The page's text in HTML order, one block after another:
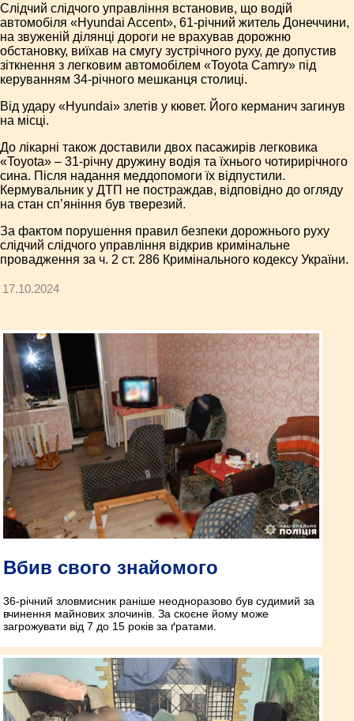
Слідчий слідчого управління встановив, що водій
автомобіля «Hyundai Accent», 61-річний житель Донеччини,
на звуженій ділянці дороги не врахував дорожню
обстановку, виїхав на смугу зустрічного руху, де допустив
зіткнення з легковим автомобілем «Toyota Camry» під
керуванням 34-річного мешканця столиці.
Від удару «Hyundai» злетів у кювет. Його керманич загинув
на місці.
До лікарні також доставили двох пасажирів легковика
«Toyota» – 31-річну дружину водія та їхнього чотирирічного
сина. Після надання меддопомоги їх відпустили.
Кермувальник у ДТП не постраждав, відповідно до огляду
на стан сп’яніння був тверезий.
За фактом порушення правил безпеки дорожнього руху
слідчий слідчого управління відкрив кримінальне
провадження за ч. 2 ст. 286 Кримінального кодексу України.
17.10.2024
Вбив свого знайомого
36-річний зловмисник раніше неодноразово був судимий за
вчинення майнових злочинів. За скоєне йому може
загрожувати від 7 до 15 років за ґратами.